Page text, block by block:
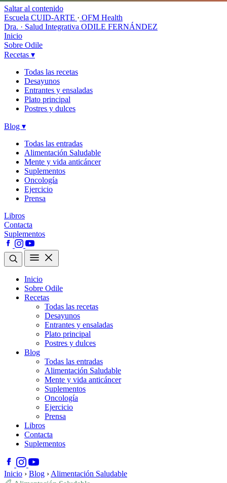
Saltar al contenido
Escuela CUID-ARTE · OFM Health
Dra. · Salud Integrativa ODILE FERNÁNDEZ
Inicio
Sobre Odile
Recetas ▾
Todas las recetas
Desayunos
Entrantes y ensaladas
Plato principal
Postres y dulces
Blog ▾
Todas las entradas
Alimentación Saludable
Mente y vida anticáncer
Suplementos
Oncología
Ejercicio
Prensa
Libros
Contacta
Suplementos
Inicio
Sobre Odile
Recetas
Todas las recetas
Desayunos
Entrantes y ensaladas
Plato principal
Postres y dulces
Blog
Todas las entradas
Alimentación Saludable
Mente y vida anticáncer
Suplementos
Oncología
Ejercicio
Prensa
Libros
Contacta
Suplementos
Inicio › Blog › Alimentación Saludable